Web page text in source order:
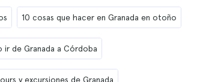
10 cosas que hacer en Granada en otoño
ir de Granada a Córdoba
y excursiones de Granada